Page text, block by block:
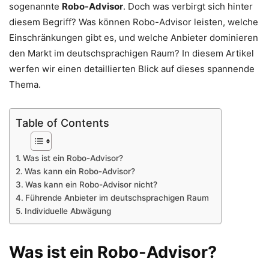
sogenannte Robo-Advisor. Doch was verbirgt sich hinter
diesem Begriff? Was können Robo-Advisor leisten, welche
Einschränkungen gibt es, und welche Anbieter dominieren
den Markt im deutschsprachigen Raum? In diesem Artikel
werfen wir einen detaillierten Blick auf dieses spannende
Thema.
Table of Contents
Was ist ein Robo-Advisor?
Was kann ein Robo-Advisor?
Was kann ein Robo-Advisor nicht?
Führende Anbieter im deutschsprachigen Raum
Individuelle Abwägung
Was ist ein Robo-Advisor?